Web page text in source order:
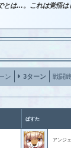
とは…。これは覚悟は
ン 3ターン 戦闘
ぱすた
アンジ